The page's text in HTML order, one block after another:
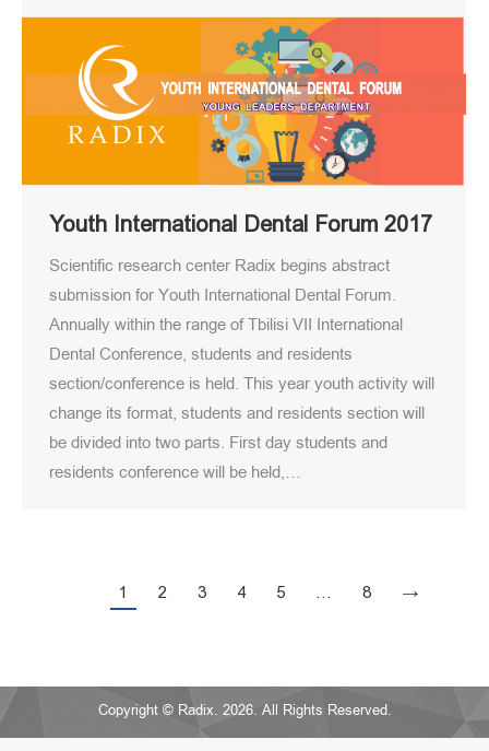
Youth International Dental Forum 2017
Scientific research center Radix begins abstract
submission for Youth International Dental Forum.
Annually within the range of Tbilisi VII International
Dental Conference, students and residents
section/conference is held. This year youth activity will
change its format, students and residents section will
be divided into two parts. First day students and
residents conference will be held,…
1 2 3 4 5 8 →
Copyright © Radix. 2026. All Rights Reserved.